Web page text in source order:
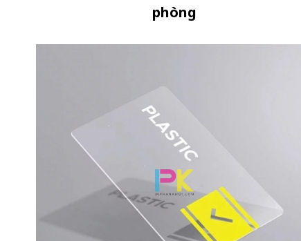
phòng